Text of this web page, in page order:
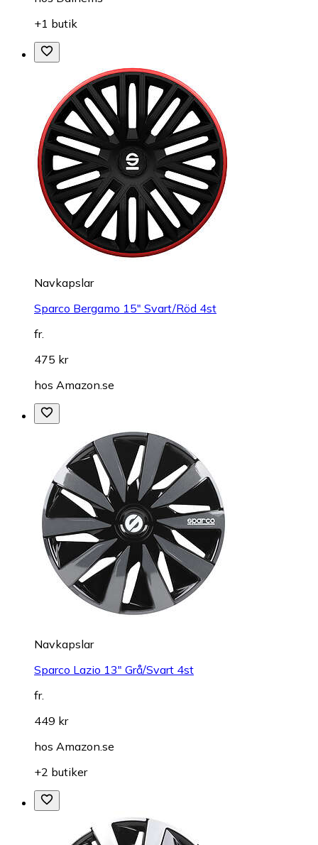
+1 butik
Navkapslar
Sparco Bergamo 15" Svart/Röd 4st
fr.
475 kr
hos Amazon.se
Navkapslar
Sparco Lazio 13" Grå/Svart 4st
fr.
449 kr
hos Amazon.se
+2 butiker